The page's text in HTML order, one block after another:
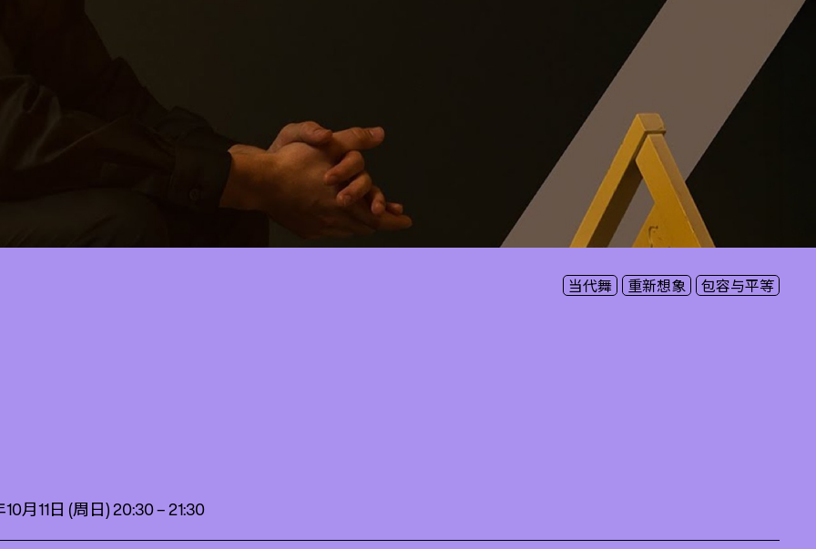
当代舞 重新想象 包容与平等
月11日 (周日) 20:30 – 21:30